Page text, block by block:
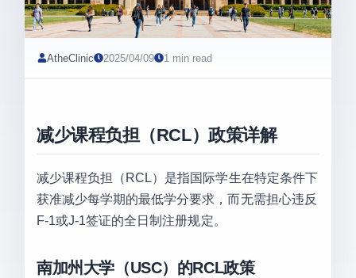
AtheClinic 2025/04/09 1 min read
减少课程负担（RCL）政策详解
减少课程负担（RCL）是指国际学生在特定条件下
获准减少每学期的最低学分要求，而无需担心违反
F-1或J-1签证的全日制注册规定。
南加州大学（USC）的RCL政策